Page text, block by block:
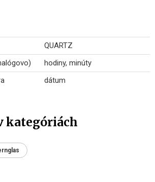
QUARTZ
hodiny, minúty
dátum
kategóriách